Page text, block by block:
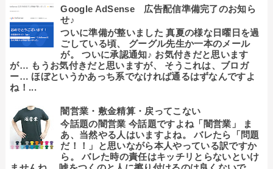
Google AdSense 広告配信準備完了のお知ら
せ♪
ついに準備が整いました 真夏の様な日曜日を過
ごしている頃、 グーグル先生か一本のメール
が。 ついに承認通知♪ お気付きだと思います
が… もうお気付きだと思いますが、 そうこれは、ブロガ
ー… ほぼというかあっち系でなければ通るはずなんですよ
ね！...
闇営業・敷金精算・戻ってこない
今話題の闇営業 今話題ですよね「闇営業」 ま
あ、当然やる人はいますよね。 バレたら「問題
だ！！」と思いながら本人やっている訳ですか
ら。 バレた時の責任はキッチリとらないといけ